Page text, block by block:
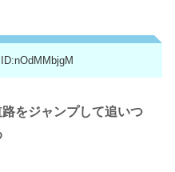
ID:nOdMMbjgM
をジャンプして追いつ